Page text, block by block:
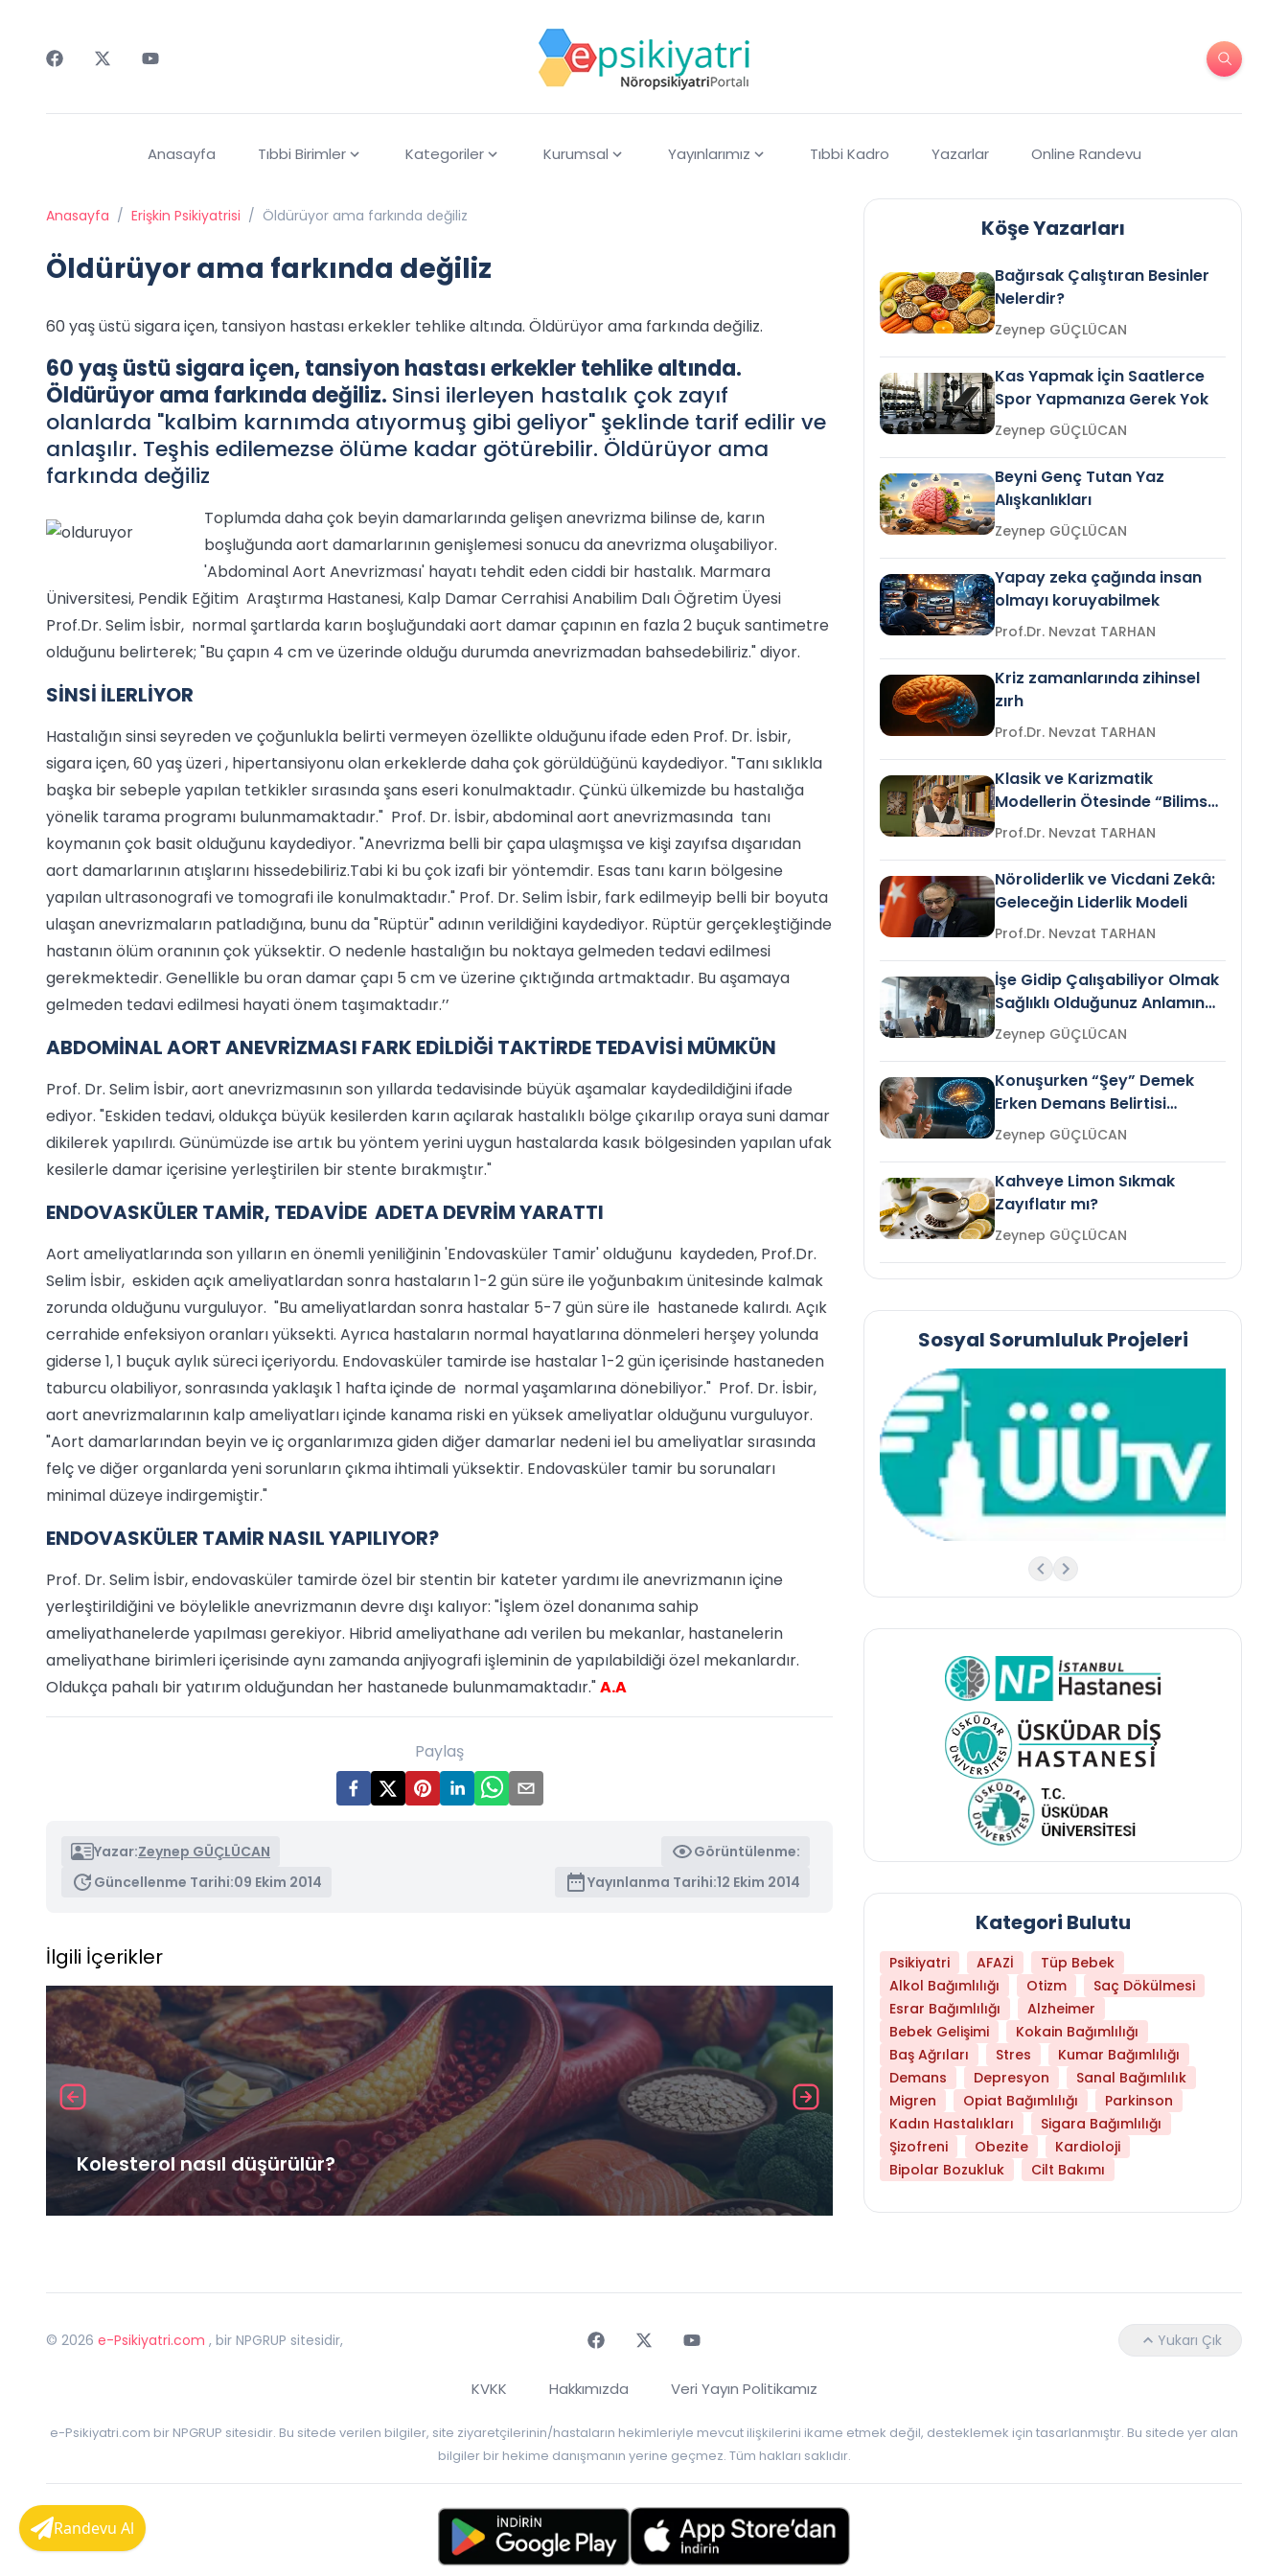
Anasayfa Tıbbi Birimler Kategoriler Kurumsal Yayınlarımız Tıbbi Kadro Yazarlar Online Randevu
Anasayfa / Erişkin Psikiyatrisi / Öldürüyor ama farkında değiliz
Öldürüyor ama farkında değiliz
60 yaş üstü sigara içen, tansiyon hastası erkekler tehlike altında. Öldürüyor ama farkında değiliz.
60 yaş üstü sigara içen, tansiyon hastası erkekler tehlike altında.
Öldürüyor ama farkında değiliz. Sinsi ilerleyen hastalık çok zayıf
olanlarda "kalbim karnımda atıyormuş gibi geliyor" şeklinde tarif edilir ve
anlaşılır. Teşhis edilemezse ölüme kadar götürebilir. Öldürüyor ama
farkında değiliz
Toplumda daha çok beyin damarlarında gelişen anevrizma bilinse de, karın
boşluğunda aort damarlarının genişlemesi sonucu da anevrizma oluşabiliyor.
'Abdominal Aort Anevrizması' hayatı tehdit eden ciddi bir hastalık. Marmara
Üniversitesi, Pendik Eğitim Araştırma Hastanesi, Kalp Damar Cerrahisi Anabilim Dalı Öğretim Üyesi
Prof.Dr. Selim İsbir, normal şartlarda karın boşluğundaki aort damar çapının en fazla 2 buçuk santimetre
olduğunu belirterek; "Bu çapın 4 cm ve üzerinde olduğu durumda anevrizmadan bahsedebiliriz." diyor.
SİNSİ İLERLİYOR
Hastalığın sinsi seyreden ve çoğunlukla belirti vermeyen özellikte olduğunu ifade eden Prof. Dr. İsbir,
sigara içen, 60 yaş üzeri , hipertansiyonu olan erkeklerde daha çok görüldüğünü kaydediyor. "Tanı sıklıkla
başka bir sebeple yapılan tetkikler sırasında şans eseri konulmaktadır. Çünkü ülkemizde bu hastalığa
yönelik tarama programı bulunmamaktadır." Prof. Dr. İsbir, abdominal aort anevrizmasında tanı
koymanın çok basit olduğunu kaydediyor. "Anevrizma belli bir çapa ulaşmışsa ve kişi zayıfsa dışarıdan
aort damarlarının atışlarını hissedebiliriz.Tabi ki bu çok izafi bir yöntemdir. Esas tanı karın bölgesine
yapılan ultrasonografi ve tomografi ile konulmaktadır." Prof. Dr. Selim İsbir, fark edilmeyip belli bir boyuta
ulaşan anevrizmaların patladığına, bunu da "Rüptür" adının verildiğini kaydediyor. Rüptür gerçekleştiğinde
hastanın ölüm oranının çok yüksektir. O nedenle hastalığın bu noktaya gelmeden tedavi edilmesi
gerekmektedir. Genellikle bu oran damar çapı 5 cm ve üzerine çıktığında artmaktadır. Bu aşamaya
gelmeden tedavi edilmesi hayati önem taşımaktadır.’’
ABDOMİNAL AORT ANEVRİZMASI FARK EDİLDİĞİ TAKTİRDE TEDAVİSİ MÜMKÜN
Prof. Dr. Selim İsbir, aort anevrizmasının son yıllarda tedavisinde büyük aşamalar kaydedildiğini ifade
ediyor. "Eskiden tedavi, oldukça büyük kesilerden karın açılarak hastalıklı bölge çıkarılıp oraya suni damar
dikilerek yapılırdı. Günümüzde ise artık bu yöntem yerini uygun hastalarda kasık bölgesinden yapılan ufak
kesilerle damar içerisine yerleştirilen bir stente bırakmıştır."
ENDOVASKÜLER TAMİR, TEDAVİDE ADETA DEVRİM YARATTI
Aort ameliyatlarında son yılların en önemli yeniliğinin 'Endovasküler Tamir' olduğunu kaydeden, Prof.Dr.
Selim İsbir, eskiden açık ameliyatlardan sonra hastaların 1-2 gün süre ile yoğunbakım ünitesinde kalmak
zorunda olduğunu vurguluyor. "Bu ameliyatlardan sonra hastalar 5-7 gün süre ile hastanede kalırdı. Açık
cerrahide enfeksiyon oranları yüksekti. Ayrıca hastaların normal hayatlarına dönmeleri herşey yolunda
giderse 1, 1 buçuk aylık süreci içeriyordu. Endovasküler tamirde ise hastalar 1-2 gün içerisinde hastaneden
taburcu olabiliyor, sonrasında yaklaşık 1 hafta içinde de normal yaşamlarına dönebiliyor." Prof. Dr. İsbir,
aort anevrizmalarının kalp ameliyatları içinde kanama riski en yüksek ameliyatlar olduğunu vurguluyor.
"Aort damarlarından beyin ve iç organlarımıza giden diğer damarlar nedeni iel bu ameliyatlar sırasında
felç ve diğer organlarda yeni sorunların çıkma ihtimali yüksektir. Endovasküler tamir bu sorunaları
minimal düzeye indirgemiştir."
ENDOVASKÜLER TAMİR NASIL YAPILIYOR?
Prof. Dr. Selim İsbir, endovasküler tamirde özel bir stentin bir kateter yardımı ile anevrizmanın içine
yerleştirildiğini ve böylelikle anevrizmanın devre dışı kalıyor: "İşlem özel donanıma sahip
ameliyathanelerde yapılması gerekiyor. Hibrid ameliyathane adı verilen bu mekanlar, hastanelerin
ameliyathane birimleri içerisinde aynı zamanda anjiyografi işleminin de yapılabildiği özel mekanlardır.
Oldukça pahalı bir yatırım olduğundan her hastanede bulunmamaktadır."A.A
Paylaş
Yazar:Zeynep GÜÇLÜCAN
Görüntülenme:
Güncellenme Tarihi:09 Ekim 2014 Yayınlanma Tarihi:12 Ekim 2014
İlgili İçerikler
Kolesterol nasıl düşürülür? Daha Az Protein Tüketmek Yaşlanmayı
Köşe Yazarları
Bağırsak Çalıştıran Besinler
Nelerdir?
Zeynep GÜÇLÜCAN
Kas Yapmak İçin Saatlerce
Spor Yapmanıza Gerek Yok
Zeynep GÜÇLÜCAN
Beyni Genç Tutan Yaz
Alışkanlıkları
Zeynep GÜÇLÜCAN
Yapay zeka çağında insan
olmayı koruyabilmek
Prof.Dr. Nevzat TARHAN
Kriz zamanlarında zihinsel
zırh
Prof.Dr. Nevzat TARHAN
Klasik ve Karizmatik
Modellerin Ötesinde “Bilimsel
Liderlik”
Prof.Dr. Nevzat TARHAN
Nöroliderlik ve Vicdani Zekâ:
Geleceğin Liderlik Modeli
Prof.Dr. Nevzat TARHAN
İşe Gidip Çalışabiliyor Olmak
Sağlıklı Olduğunuz Anlamına
Gelir mi?Zeynep GÜÇLÜCAN
Konuşurken “Şey” Demek
Erken Demans Belirtisi
Olabilir mi?Zeynep GÜÇLÜCAN
Kahveye Limon Sıkmak
Zayıflatır mı?
Zeynep GÜÇLÜCAN
Sosyal Sorumluluk Projeleri
Kategori Bulutu
Psikiyatri AFAZİ
Tüp Bebek
Alkol Bağımlılığı
Otizm
Saç Dökülmesi
Esrar Bağımlılığı
Alzheimer
Bebek Gelişimi
Kokain Bağımlılığı
Baş Ağrıları
Stres
Kumar Bağımlılığı
Demans
Depresyon
Sanal Bağımlılık
Migren
Opiat Bağımlılığı
Parkinson
Kadın Hastalıkları
Sigara Bağımlılığı
Şizofreni
Obezite
Kardioloji
Bipolar Bozukluk
Cilt Bakımı
© 2026 e-Psikiyatri.com , bir NPGRUP sitesidir, Yukarı Çık
KVKK Hakkımızda Veri Yayın Politikamız
e-Psikiyatri.com bir NPGRUP sitesidir. Bu sitede verilen bilgiler, site ziyaretçilerinin/hastaların hekimleriyle mevcut ilişkilerini ikame etmek değil, desteklemek için tasarlanmıştır. Bu sitede yer alan
bilgiler bir hekime danışmanın yerine geçmez. Tüm hakları saklıdır.
Randevu Al